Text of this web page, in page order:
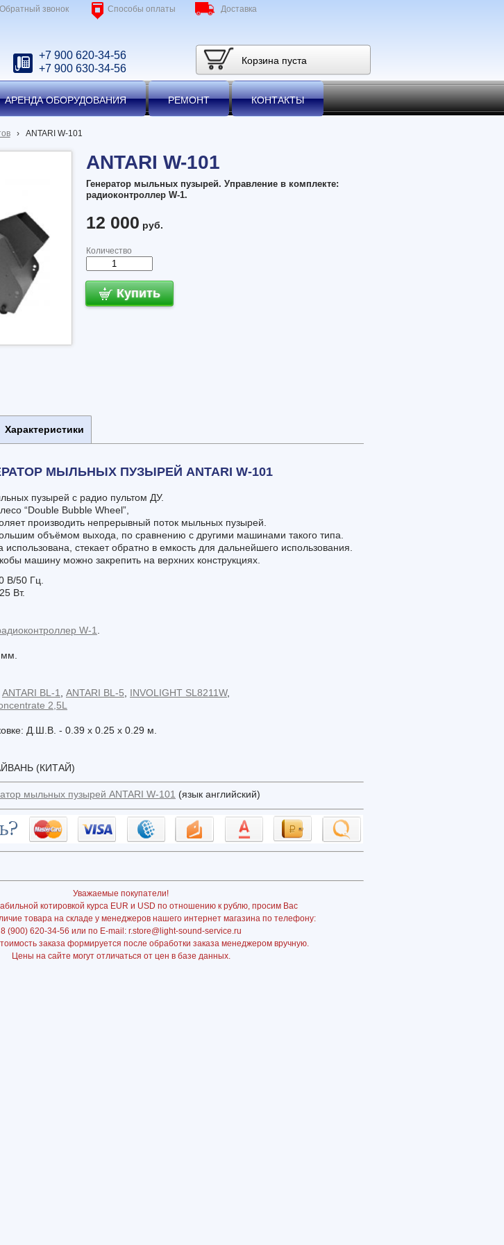
Корзина пуста
Обратный звонок
+7 900 630-34-56
+7 900 620-34-56
Способы оплаты Доставка
АРЕНДА ОБОРУДОВАНИЯ РЕМОНТ КОНТАКТЫ
› ANTARI W-101
ANTARI W-101
Генератор мыльных пузырей. Управление в комплекте:
радиоконтроллер W-1.
12 000 руб.
Количество
Купить
Характеристики
МЫЛЬНЫХ ПУЗЫРЕЙ ANTARI W-101
пузырей с радио пультом ДУ.
“Double Bubble Wheel”,
производить непрерывный поток мыльных пузырей.
объёмом выхода, по сравнению с другими машинами такого типа.
стекает обратно в емкость для дальнейшего использования.
машину можно закрепить на верхних конструкциях.
В/50 Гц.
Вт.
W-1
ANTARI BL-1 ANTARI BL-5 INVOLIGHT SL8211W,
2,5L
Д.Ш.В. - 0.39 x 0.25 x 0.29 м.
(КИТАЙ)
мыльных пузырей ANTARI W-101 (язык английский)
Уважаемые покупатели!
котировкой курса EUR и USD по отношению к рублю, просим Вас
товара на складе у менеджеров нашего интернет магазина по телефону:
8 (900) 620-34-56 или по E-mail: r.store@light-sound-service.ru
заказа формируется после обработки заказа менеджером вручную.
Цены на сайте могут отличаться от цен в базе данных.